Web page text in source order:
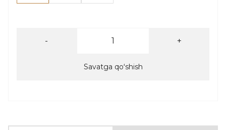
- +
Savatga qoʻshish